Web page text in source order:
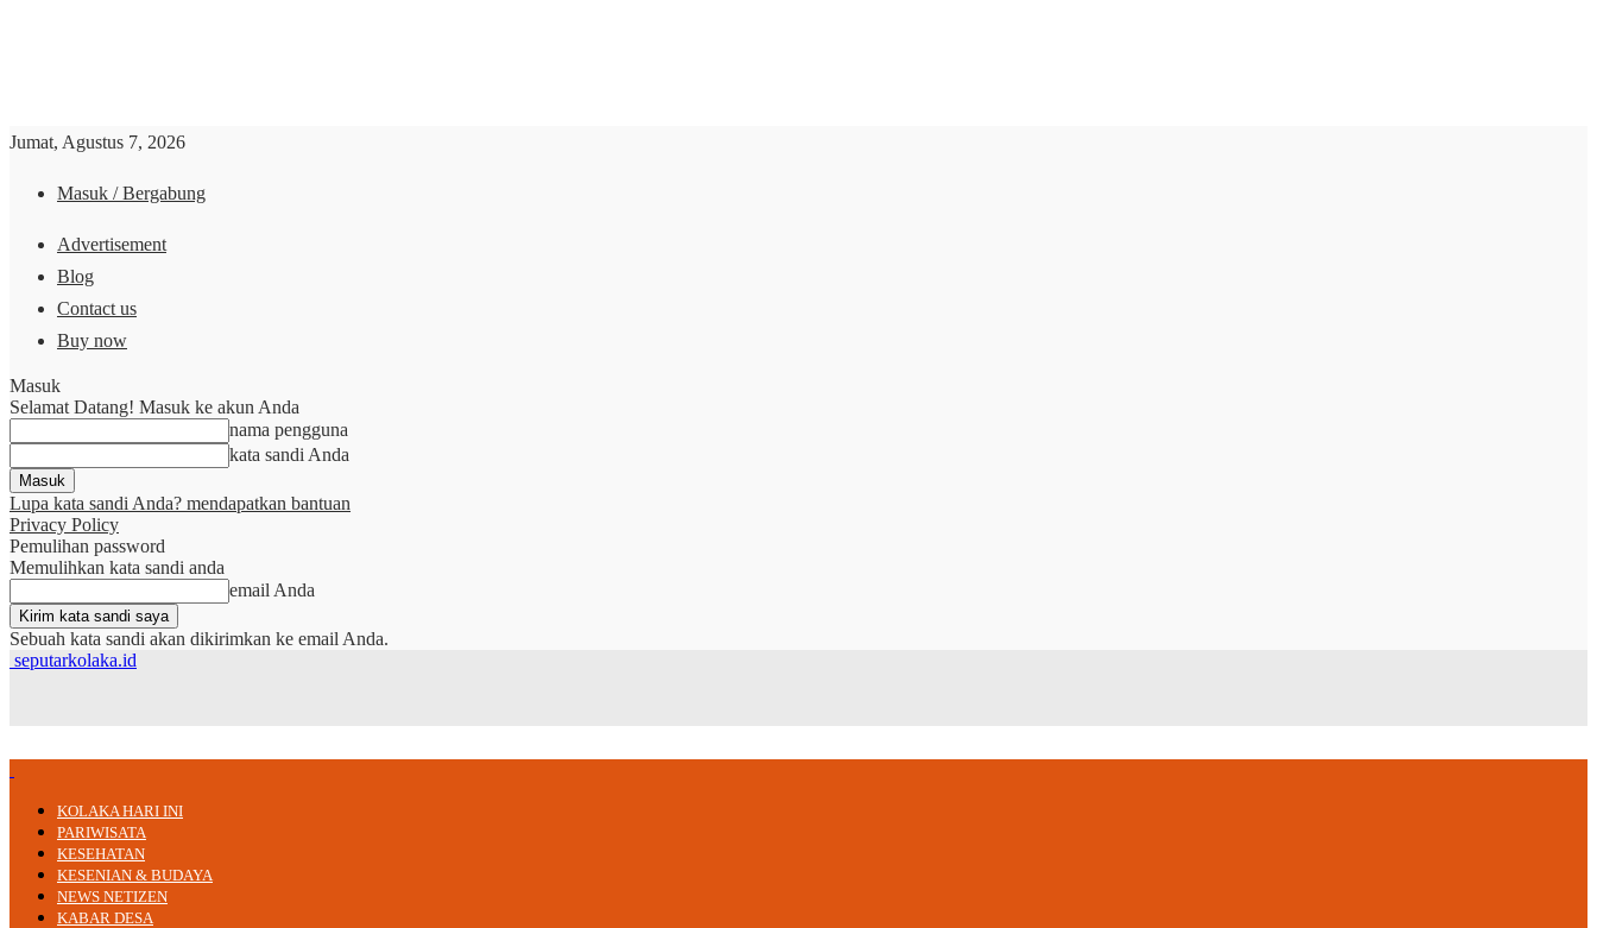
Jumat, Agustus 7, 2026
Masuk / Bergabung
Advertisement
Blog
Contact us
Buy now
Masuk
Selamat Datang! Masuk ke akun Anda
nama pengguna
kata sandi Anda
Lupa kata sandi Anda? mendapatkan bantuan
Privacy Policy
Pemulihan password
Memulihkan kata sandi anda
email Anda
Sebuah kata sandi akan dikirimkan ke email Anda.
seputarkolaka.id
KOLAKA HARI INI
PARIWISATA
KESEHATAN
KESENIAN & BUDAYA
NEWS NETIZEN
KABAR DESA